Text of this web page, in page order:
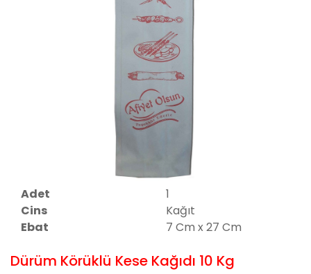
FAY00156
8690000019007
KOLİ
Armis
Körüklü
Renkli
Adet
1
Cins
Kağıt
Ebat
7 Cm x 27 Cm
Dürüm Körüklü Kese Kağıdı 10 Kg